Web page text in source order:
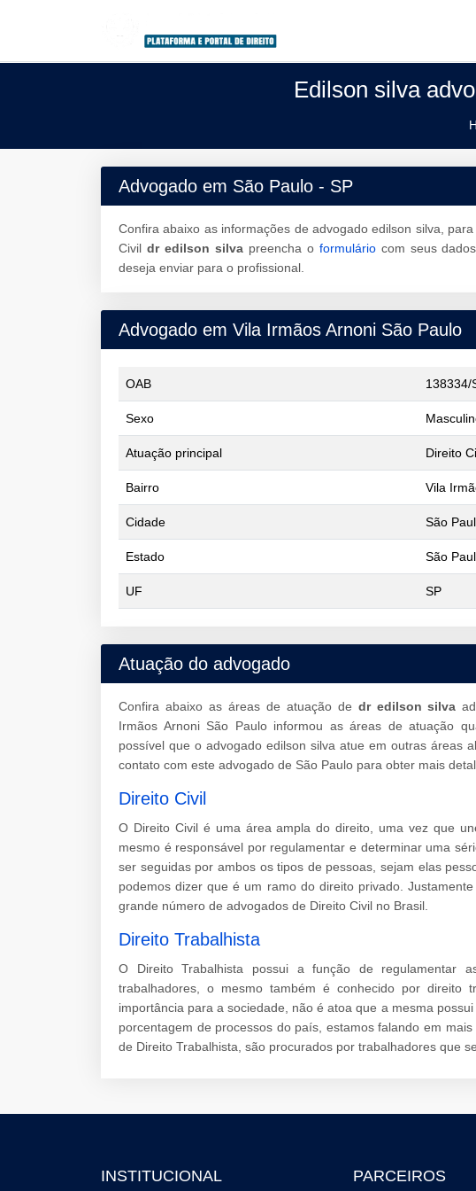
Edilson silva
Advogado em São Paulo - SP
Confira abaixo as informações de advogado edilson silva,
Civil dr edilson silvapreencha o formuláriocom seus
deseja enviar para o profissional.
Advogado em Vila Irmãos Arnoni São Paulo
OAB 138334/
Sexo
Atuação principal Direito
Bairro Vila
Cidade São
Estado São
UF SP
Atuação do advogado
Confira abaixo as áreas de atuação de dr edilson silva
Irmãos Arnoni São Paulo informou as áreas de atuação
possível que o advogado edilson silva atue em outras áreas
contato com este advogado de São Paulo para obter mais
Direito Civil
O Direito Civil é uma área ampla do direito, uma vez que
mesmo é responsável por regulamentar e determinar uma
ser seguidas por ambos os tipos de pessoas, sejam elas
podemos dizer que é um ramo do direito privado.
grande número de advogados de Direito Civil no Brasil.
Direito Trabalhista
O Direito Trabalhista possui a função de regulamentar
trabalhadores, o mesmo também é conhecido por direito
importância para a sociedade, não é atoa que a mesma
porcentagem de processos do país, estamos falando em
de Direito Trabalhista, são procurados por trabalhadores que
INSTITUCIONAL PARCEIROS